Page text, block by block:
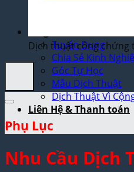
Dịch Vụ Hợp
Tuyển Dụng
Chia Sẻ Kinh
Góc Tự Học
Mẫu Dịch Thuật
Dịch Thuật Vì
Liên Hệ & Thanh toán
Dịch thuật công chứng
Phụ Lục
Nhu Cầu Dịch